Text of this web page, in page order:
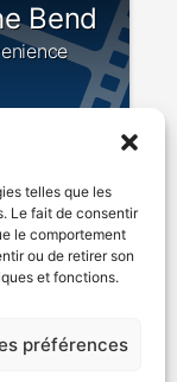
telles que les
Le fait de consentir
le comportement
ou de retirer son
et fonctions.
préférences
Bend
bouffe
PLUS